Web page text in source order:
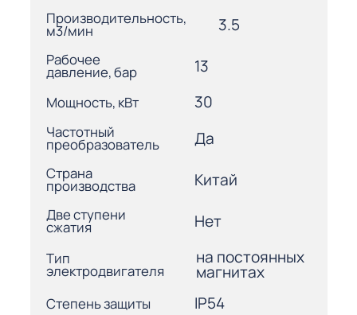
Производительность,
м3/мин 3.5
Рабочее
давление, бар 13
Мощность, кВт 30
Частотный
преобразователь Да
Страна
производства Китай
Две ступени
сжатия Нет
Тип
электродвигателя
на постоянных
магнитах
Степень защиты IP54